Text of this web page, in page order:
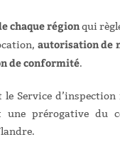
chaque régionqui
autorisation de
de conformité.
le Service
une prérogative du